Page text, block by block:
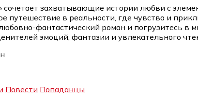
захватывающие истории любви с
путешествие в реальности, где чувства и
фантастический роман и погрузитесь в
эмоций, фантазии и увлекательного
Повести Попаданцы